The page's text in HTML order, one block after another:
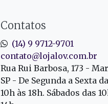
Contatos
(14) 9 9712-9701
contato@lojalov.com.br
Rua Rui Barbosa, 173 -
SP - De Segunda a Sexta
10h às 18h. Sábados das